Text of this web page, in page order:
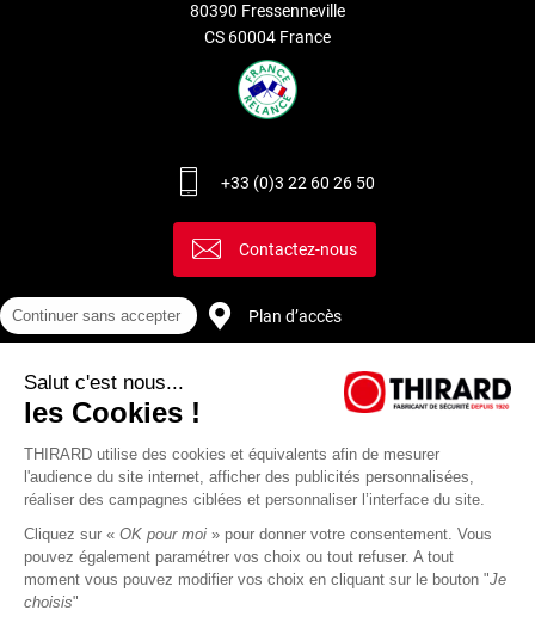
80390 Fressenneville
CS 60004 France
+33 (0)3 22 60 26 50
Contactez-nous
Plan d’accès
Continuer sans accepter
Salut c'est nous...
les Cookies !
THIRARD utilise des cookies et équivalents afin de mesurer
l'audience du site internet, afficher des publicités personnalisées,
réaliser des campagnes ciblées et personnaliser l’interface du site.
Cliquez sur « OK pour moi » pour donner votre consentement. Vous
pouvez également paramétrer vos choix ou tout refuser. A tout
moment vous pouvez modifier vos choix en cliquant sur le bouton "Je
choisis"